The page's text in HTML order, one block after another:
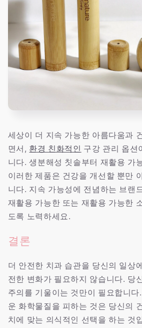
세상이 더 지속 가능한 아름다움과
면서, 환경 친화적인 구강 관리 옵션
니다. 생분해성 칫솔부터 재활용 가
이러한 제품은 건강을 개선할 뿐만
니다. 지속 가능성에 전념하는 브랜
재활용 가능한 또는 재활용 가능한
도록 노력하세요.
결론
더 안전한 치과 습관을 당신의 일상
전한 변화가 필요하지 않습니다. 당
주의를 기울이는 것만이 필요합니
운 화학물질을 피하는 것은 당신의
치에 맞는 의식적인 선택을 하는 것